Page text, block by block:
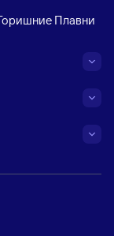
Плавни